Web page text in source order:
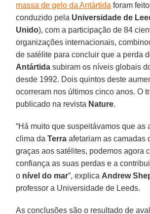
massa de gelo da Antártida foram
conduzido pela Universidade de
Unido), com a participação de 84
organizações internacionais,
de satélite para concluir que a perda
Antártida subiram os níveis globais
desde 1992. Dois quintos deste
ocorreram nos últimos cinco anos. O
publicado na revista Nature.
“Há muito que suspeitávamos que as
clima daTerra afetariam as camadas
graças aos satélites, podemos agora
confiança as suas perdas e a
o nível do mar”, explica Andrew
professor a Universidade de Leeds.
As conclusões são o resultado de